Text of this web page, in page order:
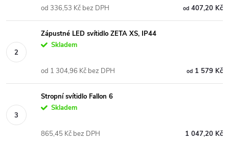
od407,20 Kč
od 336,53 Kč bez DPH
Zápustné LED svítidlo ZETA XS, IP44
Skladem
od1 579 Kč
od 1 304,96 Kč bez DPH
Stropní svítidlo Fallon 6
Skladem
1 047,20 Kč
865,45 Kč bez DPH